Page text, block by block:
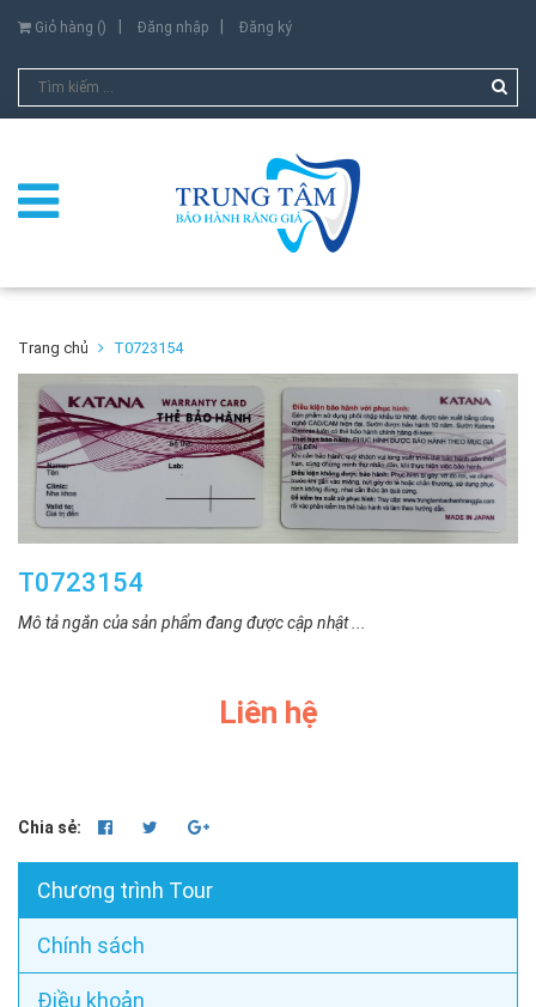
Giỏ hàng () Đăng nhập Đăng ký
Trang chủ T0723154
T0723154
Mô tả ngắn của sản phẩm đang được cập nhật ...
Liên hệ
Chia sẻ:
Chương trình Tour
Chính sách
Điều khoản